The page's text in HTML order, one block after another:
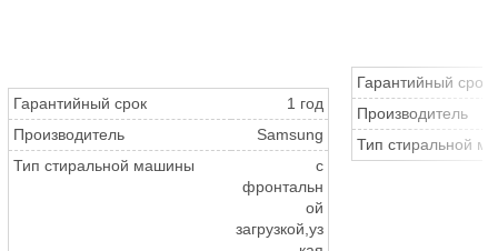
Гарантийный срок
1 год
Производитель
Samsung
Тип стиральной машины
с
фронтальн
ой
загрузкой,уз
Гарантийный срок
Производитель
Тип стиральной